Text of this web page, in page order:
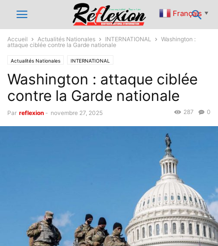
Accueil Actualités Nationales INTERNATIONAL
Washington :
attaque ciblée contre la Garde nationale
Actualités Nationales INTERNATIONAL
Washington : attaque ciblée
contre la Garde nationale
Par reflexion - novembre 27, 2025 0
287
Français ▼